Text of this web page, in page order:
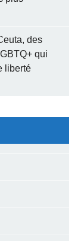
des
qui
liberté